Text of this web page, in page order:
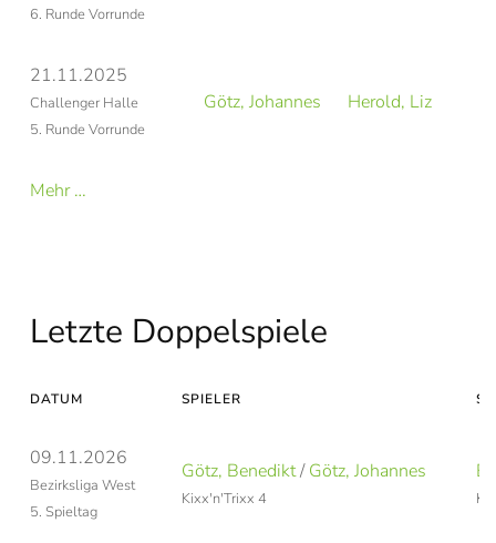
6. Runde Vorrunde
21.11.2025
Challenger Halle
5. Runde Vorrunde
Götz, Johannes Herold, Liz
Mehr …
Letzte Doppelspiele
DATUM SPIELER
09.11.2026
Bezirksliga West
5. Spieltag
Götz, Benedikt/Götz, Johannes
Kixx'n'Trixx 4